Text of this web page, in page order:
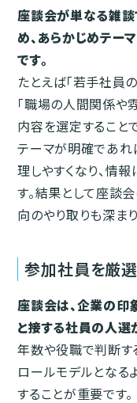
座談会が単なる雑談
め、あらかじめテー
です。
たとえば「若手社員
「職場の人間関係や
内容を選定すること
テーマが明確であれ
理しやすくなり、情
す。結果として座談
向のやり取りも深ま
参加社員を厳選
座談会は、企業の印
と接する社員の人選
年数や役職で判断す
ロールモデルとなる
することが重要です。